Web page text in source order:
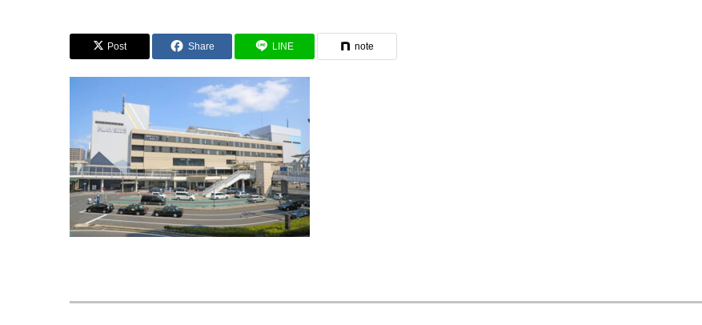
Post Share LINE note